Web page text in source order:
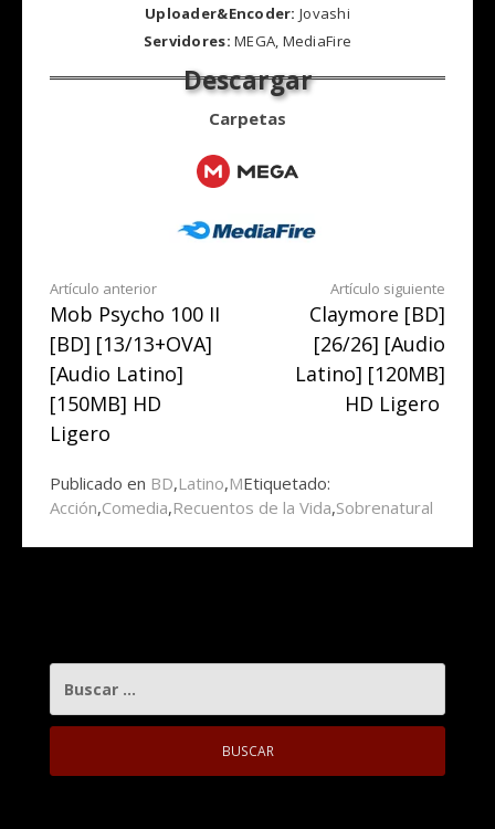
Uploader&Encoder: Jovashi
Servidores: MEGA, MediaFire
Carpetas
Seguir
leyendo
Artículo anterior
Mob Psycho 100 II
[BD] [13/13+OVA]
[Audio Latino]
[150MB] HD
Ligero
Artículo siguiente
Claymore [BD]
[26/26] [Audio
Latino] [120MB]
HD Ligero
Publicado en BD,Latino,MEtiquetado:
Acción,Comedia,Recuentos de la Vida,Sobrenatural